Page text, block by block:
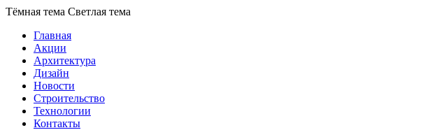
Тёмная тема Светлая тема
Главная
Акции
Архитектура
Дизайн
Новости
Строительство
Технологии
Контакты